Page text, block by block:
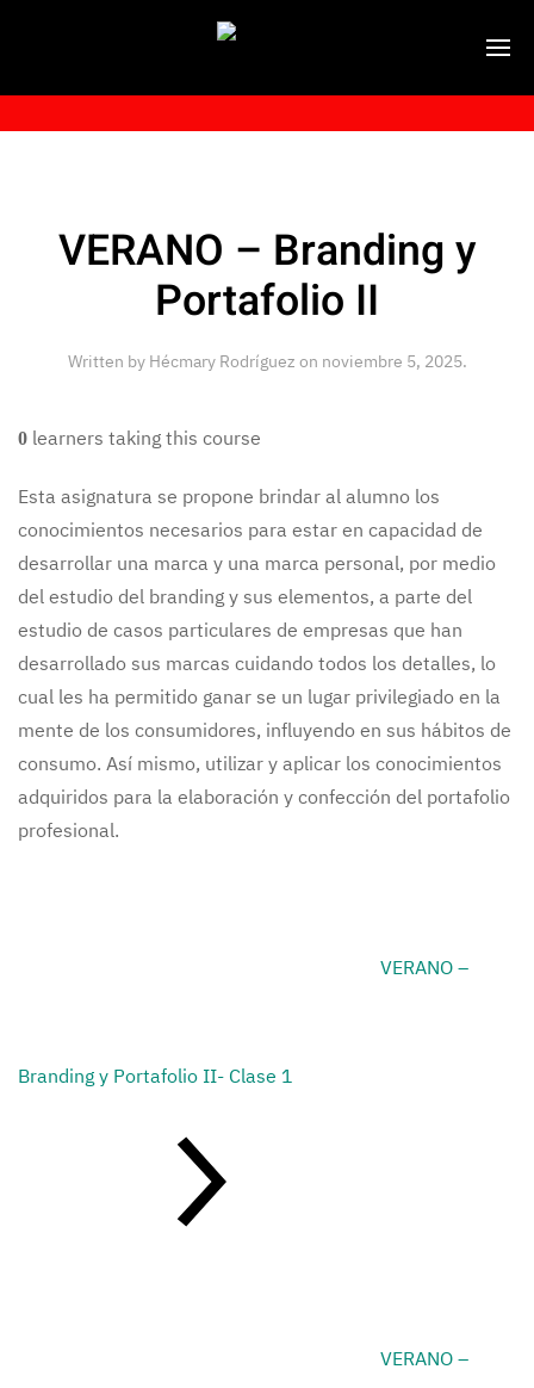
VERANO – Branding y
Portafolio II
Written by Hécmary Rodríguez on noviembre 5, 2025.
0 learners taking this course
Esta asignatura se propone brindar al alumno los
conocimientos necesarios para estar en capacidad de
desarrollar una marca y una marca personal, por medio
del estudio del branding y sus elementos, a parte del
estudio de casos particulares de empresas que han
desarrollado sus marcas cuidando todos los detalles, lo
cual les ha permitido ganar se un lugar privilegiado en la
mente de los consumidores, influyendo en sus hábitos de
consumo. Así mismo, utilizar y aplicar los conocimientos
adquiridos para la elaboración y confección del portafolio
profesional.
VERANO –
Branding y Portafolio II- Clase 1
VERANO –